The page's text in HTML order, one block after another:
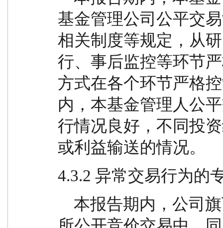
基金管理公司公平交
相关制度等规定，从
行、事后监控等环节
方式在各个环节严格
内，本基金管理人公
行情况良好，不同投
或利益输送的情况。
4.3.2 异常交易行为的